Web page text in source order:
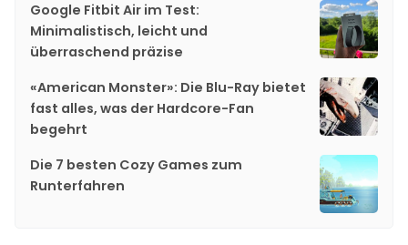
Google Fitbit Air im Test:
Minimalistisch, leicht und
überraschend präzise
«American Monster»: Die Blu-Ray bietet
fast alles, was der Hardcore-Fan
begehrt
Die 7 besten Cozy Games zum
Runterfahren